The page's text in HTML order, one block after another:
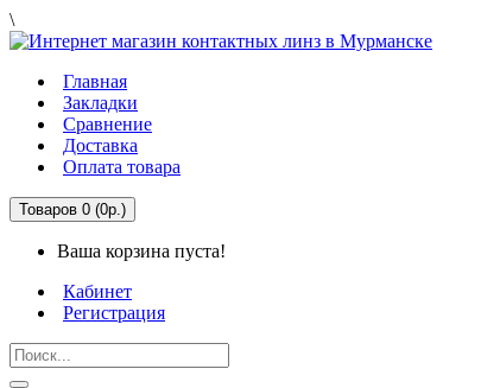
\
Главная
Закладки
Сравнение
Доставка
Оплата товара
Товаров 0 (0р.)
Ваша корзина пуста!
Кабинет
Регистрация